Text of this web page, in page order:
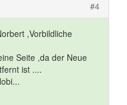
#4
,Vorbildliche
Seite ,da der Neue
ist ....